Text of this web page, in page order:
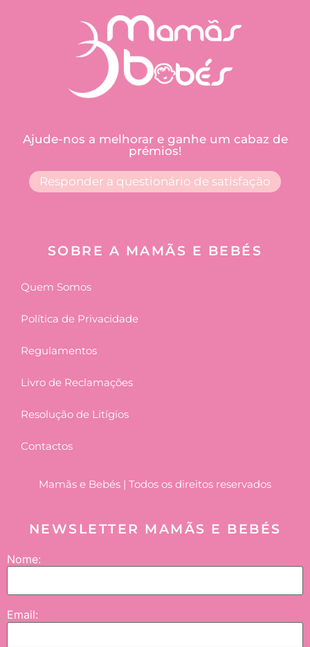
Ajude-nos a melhorar e ganhe um cabaz de
prémios!
Responder a questionário de satisfação
SOBRE A MAMÃS E BEBÉS
Quem Somos
Política de Privacidade
Regulamentos
Livro de Reclamações
Resolução de Litígios
Contactos
Mamãs e Bebés | Todos os direitos reservados
NEWSLETTER MAMÃS E BEBÉS
Nome:
Email: